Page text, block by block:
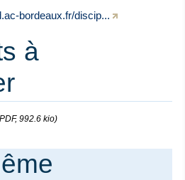
bordeaux.fr/discip...
à
992.6 kio)